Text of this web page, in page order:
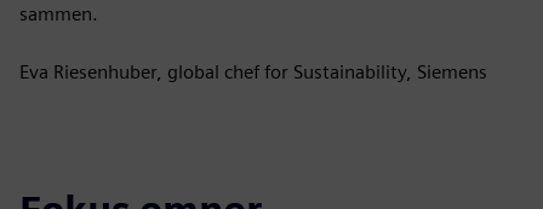
sammen.
Eva Riesenhuber, global chef for Sustainability, Siemens